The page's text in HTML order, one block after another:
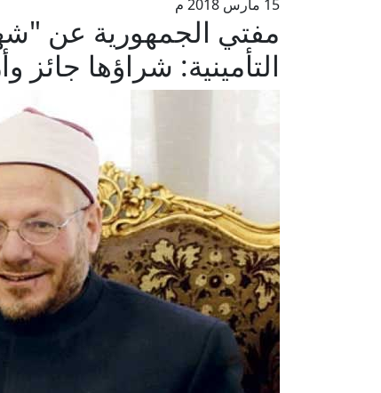
15 مارس 2018 م
مفتي الجمهورية عن
التأمينية: شراؤها جائز